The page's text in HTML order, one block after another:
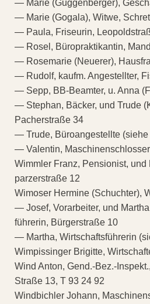
— Marie (Guggenberger),
— Marie (Gogala), Witwe,
— Paula, Friseurin,
— Rosel, Büropraktikantin,
— Rosemarie (Neuerer),
— Rudolf, kaufm. Angestellter,
— Sepp, BB-Beamter, u. Anna
— Stephan, Bäcker, und Trude
Pacherstraße 34
— Trude, Büroangestellte (siehe
— Valentin,
Wimmler Franz, Pensionist,
parzerstraße 12
Wimoser Hermine (Schuchter),
— Josef, Vorarbeiter, und
führerin, Bürgerstraße 10
— Martha, Wirtschaftsführerin
Wimpissinger Brigitte,
Wind Anton, Gend.-Bez.-
Straße 13, T 93 24 92
Windbichler Johann,